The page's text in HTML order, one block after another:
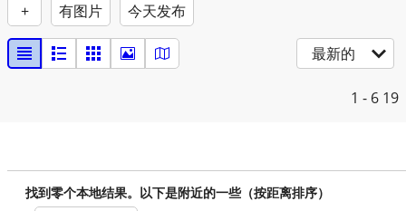
+ 有图片 今天发布
最新的
1 - 6 19
找到零个本地结果。以下是附近的一些（按距离排序）